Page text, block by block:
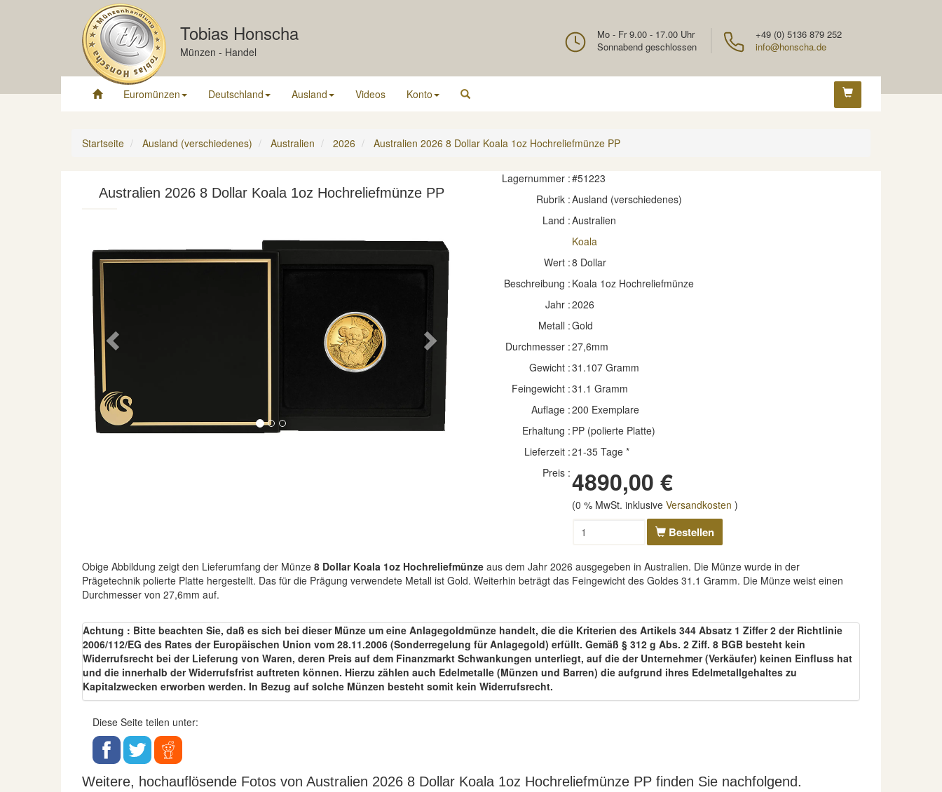
Tobias Honscha
Münzen - Handel
+49 (0) 5136 879 252
info@honscha.de
Mo - Fr 9.00 - 17.00 Uhr
Sonnabend geschlossen
Euromünzen Deutschland Ausland Videos Konto
Startseite Ausland (verschiedenes) Australien 2026 Australien 2026 8 Dollar Koala 1oz Hochreliefmünze PP
Australien 2026 8 Dollar Koala 1oz Hochreliefmünze PP
Previous Next
Lagernummer :#51223
Rubrik :Ausland (verschiedenes)
Land :Australien
Koala
Wert :8 Dollar
Beschreibung : Koala 1oz Hochreliefmünze
Jahr :2026
Metall :Gold
Durchmesser :27,6mm
Gewicht :31.107 Gramm
Feingewicht :31.1 Gramm
Auflage :200 Exemplare
Erhaltung : PP (polierte Platte)
Lieferzeit :21-35 Tage *
Preis :4890,00 €
(0 % MwSt. inklusive Versandkosten )
Bestellen
Obige Abbildung zeigt den Lieferumfang der Münze 8 Dollar Koala 1oz Hochreliefmünze aus dem Jahr 2026 ausgegeben in Australien. Die Münze wurde in der
Prägetechnik polierte Platte hergestellt. Das für die Prägung verwendete Metall ist Gold. Weiterhin beträgt das Feingewicht des Goldes 31.1 Gramm. Die Münze weist einen
Durchmesser von 27,6mm auf.
Achtung : Bitte beachten Sie, daß es sich bei dieser Münze um eine Anlagegoldmünze handelt, die die Kriterien des Artikels 344 Absatz 1 Ziffer 2 der Richtlinie
2006/112/EG des Rates der Europäischen Union vom 28.11.2006 (Sonderregelung für Anlagegold) erfüllt. Gemäß § 312 g Abs. 2 Ziff. 8 BGB besteht kein
Widerrufsrecht bei der Lieferung von Waren, deren Preis auf dem Finanzmarkt Schwankungen unterliegt, auf die der Unternehmer (Verkäufer) keinen Einfluss hat
und die innerhalb der Widerrufsfrist auftreten können. Hierzu zählen auch Edelmetalle (Münzen und Barren) die aufgrund ihres Edelmetallgehaltes zu
Kapitalzwecken erworben werden. In Bezug auf solche Münzen besteht somit kein Widerrufsrecht.
Diese Seite teilen unter:
Weitere, hochauflösende Fotos von Australien 2026 8 Dollar Koala 1oz Hochreliefmünze PP finden Sie nachfolgend.